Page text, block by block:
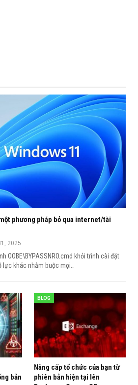
phương pháp bỏ qua internet/tài
2025
OOBE\BYPASSNRO.cmd khỏi trình cài đặt
lực khác nhằm buộc mọi…
bản
BLOG
Nâng cấp tổ chức của bạn từ
phiên bản hiện tại lên